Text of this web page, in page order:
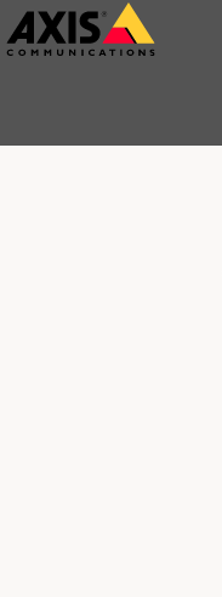
Pular
para